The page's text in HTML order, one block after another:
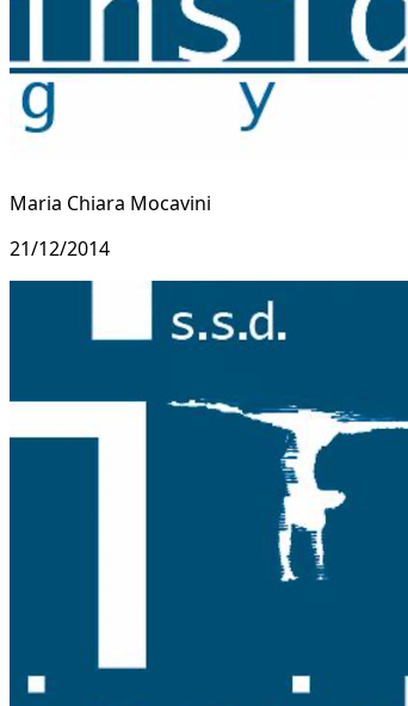
Maria Chiara Mocavini
21/12/2014